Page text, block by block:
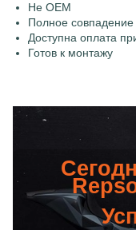
Не OEM
Полное
Доступна оплата
Готов к монтажу